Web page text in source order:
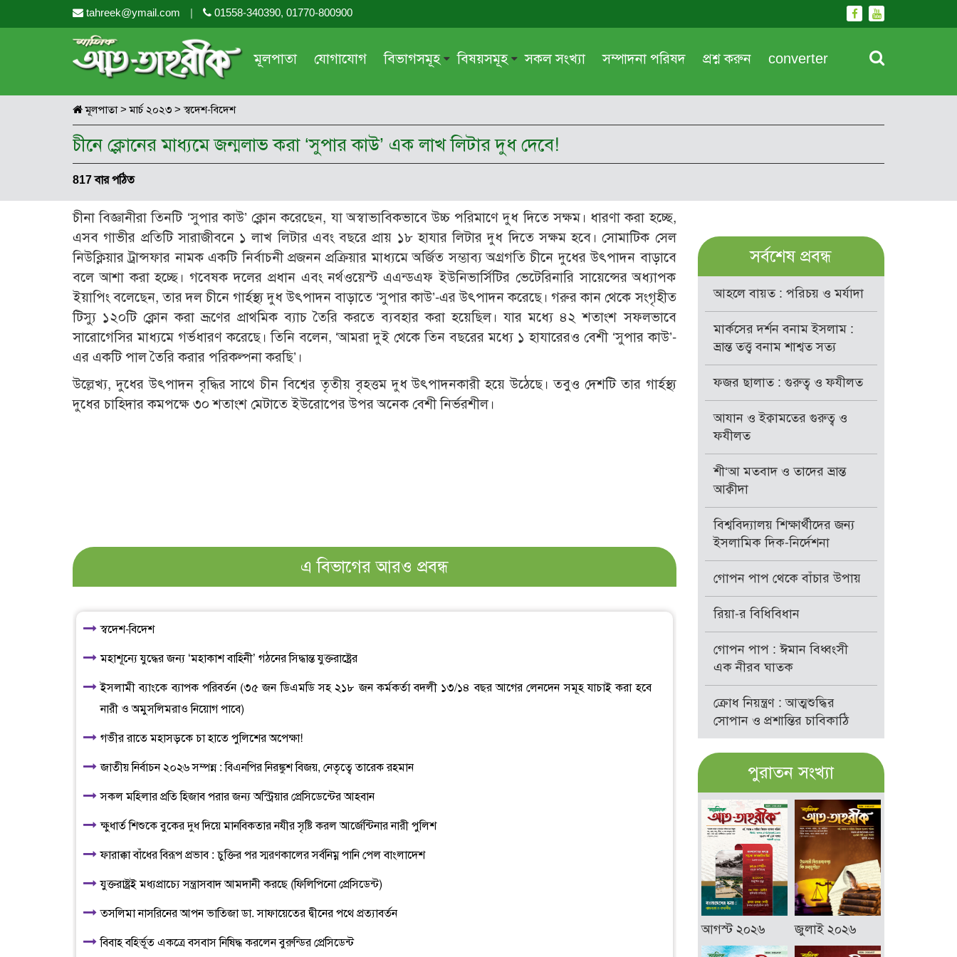
tahreek@ymail.com | 01558-340390, 01770-800900
মূলপাতা যোগাযোগ বিভাগসমূহ
দরসে কুরআন
সাময়িক প্রসঙ্গ
সময়ের ভাবনা
মহিলা অঙ্গন
আরও
বিষয়সমূহ
শিক্ষা ও সংস্কৃতি
পরকাল
নীতি-নৈতিকতা
তারবিয়াত
আরও
সকল সংখ্যা সম্পাদনা পরিষদ প্রশ্ন করুন converter
মূলপাতা> মার্চ ২০২৩ > স্বদেশ-বিদেশ
চীনে ক্লোনের মাধ্যমে জন্মলাভ করা ‘সুপার কাউ’ এক লাখ লিটার দুধ দেবে!
817 বার পঠিত
চীনা বিজ্ঞানীরা তিনটি ‘সুপার কাউ’ ক্লোন করেছেন, যা অস্বাভাবিকভাবে উচ্চ পরিমাণে দুধ দিতে সক্ষম। ধারণা করা হচ্ছে,
এসব গাভীর প্রতিটি সারাজীবনে ১ লাখ লিটার এবং বছরে প্রায় ১৮ হাযার লিটার দুধ দিতে সক্ষম হবে। সোমাটিক সেল
নিউক্লিয়ার ট্রান্সফার নামক একটি নির্বাচনী প্রজনন প্রক্রিয়ার মাধ্যমে অর্জিত সম্ভাব্য অগ্রগতি চীনে দুধের উৎপাদন বাড়াবে
বলে আশা করা হচ্ছে। গবেষক দলের প্রধান এবং নর্থওয়েস্ট এএন্ডএফ ইউনিভার্সিটির ভেটেরিনারি সায়েন্সের অধ্যাপক
ইয়াপিং বলেছেন, তার দল চীনে গার্হস্থ্য দুধ উৎপাদন বাড়াতে ‘সুপার কাউ’-এর উৎপাদন করেছে। গরুর কান থেকে সংগৃহীত
টিস্যু ১২০টি ক্লোন করা ভ্রূণের প্রাথমিক ব্যাচ তৈরি করতে ব্যবহার করা হয়েছিল। যার মধ্যে ৪২ শতাংশ সফলভাবে
সারোগেসির মাধ্যমে গর্ভধারণ করেছে। তিনি বলেন, ‘আমরা দুই থেকে তিন বছরের মধ্যে ১ হাযারেরও বেশী ‘সুপার কাউ’-
এর একটি পাল তৈরি করার পরিকল্পনা করছি’।
উল্লেখ্য, দুধের উৎপাদন বৃদ্ধির সাথে চীন বিশ্বের তৃতীয় বৃহত্তম দুধ উৎপাদনকারী হয়ে উঠেছে। তবুও দেশটি তার গার্হস্থ্য
দুধের চাহিদার কমপক্ষে ৩০ শতাংশ মেটাতে ইউরোপের উপর অনেক বেশী নির্ভরশীল।
এ বিভাগের আরও প্রবন্ধ
স্বদেশ-বিদেশ
মহাশূন্যে যুদ্ধের জন্য ‘মহাকাশ বাহিনী’ গঠনের সিদ্ধান্ত যুক্তরাষ্ট্রের
ইসলামী ব্যাংকে ব্যাপক পরিবর্তন (৩৫ জন ডিএমডি সহ ২১৮ জন কর্মকর্তা বদলী ১৩/১৪ বছর আগের লেনদেন সমূহ যাচাই করা হবে
নারী ও অমুসলিমরাও নিয়োগ পাবে)
গভীর রাতে মহাসড়কে চা হাতে পুলিশের অপেক্ষা!
জাতীয় নির্বাচন ২০২৬ সম্পন্ন : বিএনপির নিরঙ্কুশ বিজয়, নেতৃত্বে তারেক রহমান
সকল মহিলার প্রতি হিজাব পরার জন্য অস্ট্রিয়ার প্রেসিডেন্টের আহবান
ক্ষুধার্ত শিশুকে বুকের দুধ দিয়ে মানবিকতার নযীর সৃষ্টি করল আর্জেন্টিনার নারী পুলিশ
ফারাক্কা বাঁধের বিরূপ প্রভাব : চুক্তির পর স্মরণকালের সর্বনিম্ন পানি পেল বাংলাদেশ
যুক্তরাষ্ট্রই মধ্যপ্রাচ্যে সন্ত্রাসবাদ আমদানী করছে (ফিলিপিনো প্রেসিডেন্ট)
তসলিমা নাসরিনের আপন ভাতিজা ডা. সাফায়েতের দ্বীনের পথে প্রত্যাবর্তন
বিবাহ বহির্ভূত একত্রে বসবাস নিষিদ্ধ করলেন বুরুন্ডির প্রেসিডেন্ট
সর্বশেষ প্রবন্ধ
আহলে বায়ত : পরিচয় ও মর্যাদা
মার্কসের দর্শন বনাম ইসলাম :
ভ্রান্ত তত্ত্ব বনাম শাশ্বত সত্য
ফজর ছালাত : গুরুত্ব ও ফযীলত
আযান ও ইক্বামতের গুরুত্ব ও
ফযীলত
শী‘আ মতবাদ ও তাদের ভ্রান্ত
আক্বীদা
বিশ্ববিদ্যালয় শিক্ষার্থীদের জন্য
ইসলামিক দিক-নির্দেশনা
গোপন পাপ থেকে বাঁচার উপায়
রিয়া-র বিধিবিধান
গোপন পাপ : ঈমান বিধ্বংসী
এক নীরব ঘাতক
ক্রোধ নিয়ন্ত্রণ : আত্মশুদ্ধির
সোপান ও প্রশান্তির চাবিকাঠি
পুরাতন সংখ্যা
আগস্ট ২০২৬ জুলাই ২০২৬